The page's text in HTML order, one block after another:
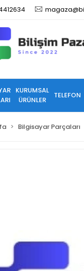
KURUMSAL
ÜRÜNLER
TELEFON
Bilgisayar Parçaları